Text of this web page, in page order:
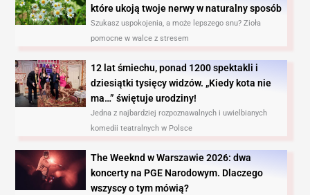
które ukoją twoje nerwy w naturalny sposób
Szukasz uspokojenia, a może lepszego snu? Zioła
pomocne w walce z stresem
12 lat śmiechu, ponad 1200 spektakli i
dziesiątki tysięcy widzów. „Kiedy kota nie
ma…” świętuje urodziny!
Jedna z najbardziej rozpoznawalnych i uwielbianych
komedii teatralnych w Polsce
The Weeknd w Warszawie 2026: dwa
koncerty na PGE Narodowym. Dlaczego
wszyscy o tym mówią?